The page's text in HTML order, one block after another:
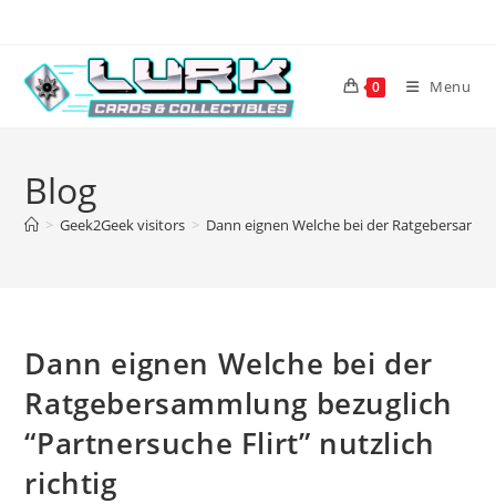
content
0 Menu
Blog
> Geek2Geek visitors > Dann eignen Welche bei der
Dann eignen Welche bei der
Ratgebersammlung bezuglich
“Partnersuche Flirt” nutzlich
richtig